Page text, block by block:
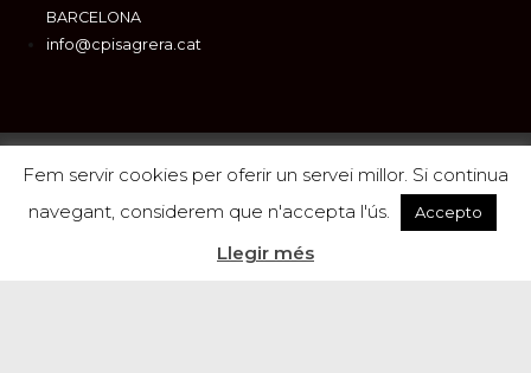
BARCELONA
info@cpisagrera.cat
CPI La Sagrera 2026 © | Tots els drets reservats | SKALA
Fem servir cookies per oferir un servei millor. Si continua
navegant, considerem que n'accepta l'ús.
Accepto
Llegir més